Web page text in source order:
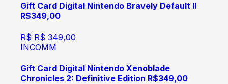
Gift Card Digital Nintendo Bravely Default II
R$349,00
R$ R$ 349,00
INCOMM
Gift Card Digital Nintendo Xenoblade
Chronicles 2: Definitive Edition R$349,00